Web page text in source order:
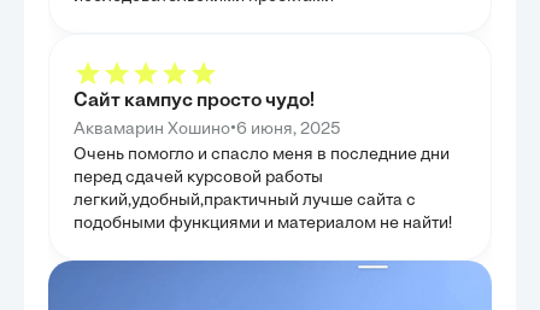
переводческой деятельности. Кроме того, глава
учета новых технологических достижений. Целью
этой главы было не только предложить решение,
но и наметить пути для будущего развития теории
и практики перевода, способствуя формированию
более ясного и функционального понимания этого
сложного процесса.
Сайт кампус просто чудо!
Аквамарин Хошино•6 июня, 2025
Очень помогло и спасло меня в последние дни
перед сдачей курсовой работы
легкий,удобный,практичный лучше сайта с
подобными функциями и материалом не найти!